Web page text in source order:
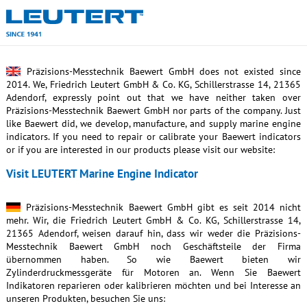
Präzisions-Messtechnik Baewert GmbH does not existed since
2014. We, Friedrich Leutert GmbH & Co. KG, Schillerstrasse 14, 21365
Adendorf, expressly point out that we have neither taken over
Präzisions-Messtechnik Baewert GmbH nor parts of the company. Just
like Baewert did, we develop, manufacture, and supply marine engine
indicators. If you need to repair or calibrate your Baewert indicators
or if you are interested in our products please visit our website:
Visit LEUTERT Marine Engine Indicator
Präzisions-Messtechnik Baewert GmbH gibt es seit 2014 nicht
mehr. Wir, die Friedrich Leutert GmbH & Co. KG, Schillerstrasse 14,
21365 Adendorf, weisen darauf hin, dass wir weder die Präzisions-
Messtechnik Baewert GmbH noch Geschäftsteile der Firma
übernommen haben. So wie Baewert bieten wir
Zylinderdruckmessgeräte für Motoren an. Wenn Sie Baewert
Indikatoren reparieren oder kalibrieren möchten und bei Interesse an
unseren Produkten, besuchen Sie uns: